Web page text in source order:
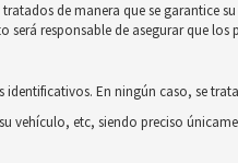
de manera que se garantice
responsable de asegurar que los
En ningún caso, se
etc, siendo preciso